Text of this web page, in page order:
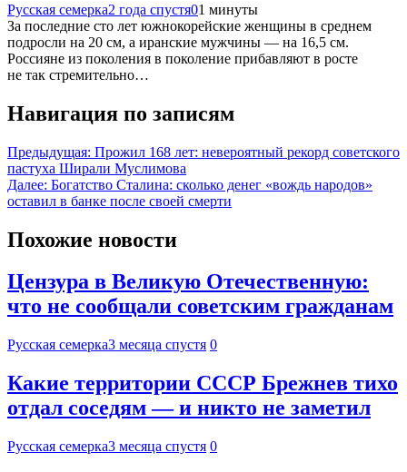
Русская семерка2 года спустя01 минуты
За последние сто лет южнокорейские женщины в среднем
подросли на 20 см, а иранские мужчины — на 16,5 см.
Россияне из поколения в поколение прибавляют в росте
не так стремительно…
Навигация по записям
Предыдущая: Прожил 168 лет: невероятный рекорд советского
пастуха Ширали Муслимова
Далее: Богатство Сталина: сколько денег «вождь народов»
оставил в банке после своей смерти
Похожие новости
Цензура в Великую Отечественную:
что не сообщали советским гражданам
Русская семерка3 месяца спустя 0
Какие территории СССР Брежнев тихо
отдал соседям — и никто не заметил
Русская семерка3 месяца спустя 0